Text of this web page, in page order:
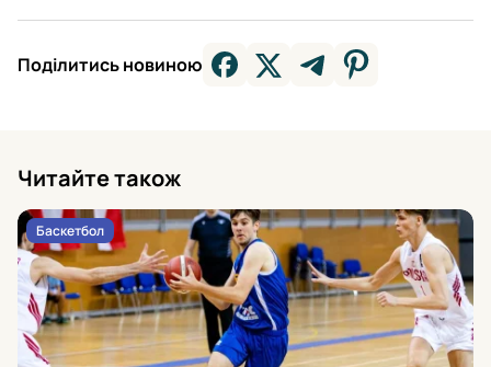
Поділитись новиною
Читайте також
Баскетбол